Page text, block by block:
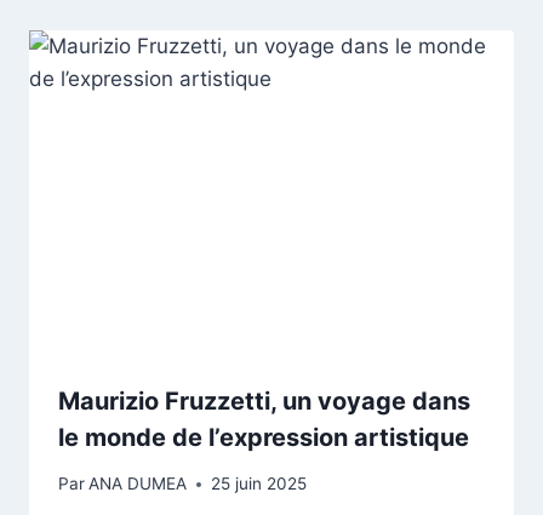
Maurizio Fruzzetti, un voyage dans
le monde de l’expression artistique
ParANA DUMEA 25 juin 2025